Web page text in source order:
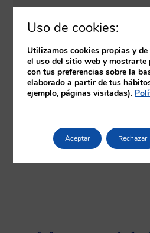
Jefe de estudios de
seguridad del
Uso de cookies:
Utilizamos cookies propias y
el uso del sitio web y mostrarte
con tus preferencias sobre la
elaborado a partir de tus
ejemplo, páginas visitadas).
Aceptar Rechazar